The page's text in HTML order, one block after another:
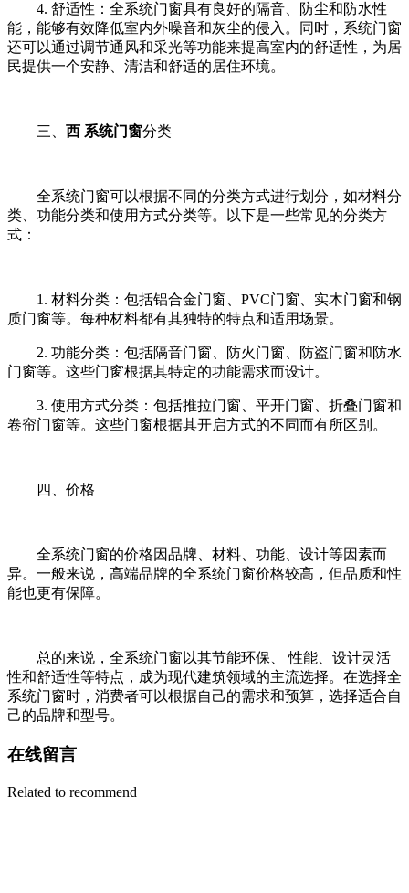
4. 舒适性：全系统门窗具有良好的隔音、防尘和防水性
能，能够有效降低室内外噪音和灰尘的侵入。同时，系统门窗
还可以通过调节通风和采光等功能来提高室内的舒适性，为居
民提供一个安静、清洁和舒适的居住环境。
三、 西 系统门窗分类
全系统门窗可以根据不同的分类方式进行划分，如材料分
类、功能分类和使用方式分类等。以下是一些常见的分类方
式：
1. 材料分类：包括铝合金门窗、PVC门窗、实木门窗和钢
质门窗等。每种材料都有其独特的特点和适用场景。
2. 功能分类：包括隔音门窗、防火门窗、防盗门窗和防水
门窗等。这些门窗根据其特定的功能需求而设计。
3. 使用方式分类：包括推拉门窗、平开门窗、折叠门窗和
卷帘门窗等。这些门窗根据其开启方式的不同而有所区别。
四、价格
全系统门窗的价格因品牌、材料、功能、设计等因素而
异。一般来说，高端品牌的全系统门窗价格较高，但品质和性
能也更有保障。
总的来说，全系统门窗以其节能环保、 性能、设计灵活
性和舒适性等特点，成为现代建筑领域的主流选择。在选择全
系统门窗时，消费者可以根据自己的需求和预算，选择适合自
己的品牌和型号。
在线留言
Related to recommend